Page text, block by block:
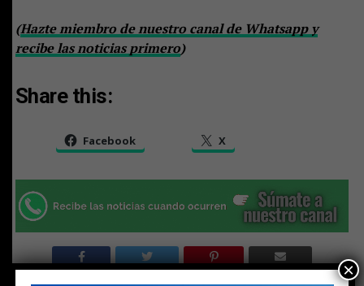
(Hazte miembro de nuestro canal de Whatsapp y
recibe las noticias primero)
Share this:
Facebook X
×